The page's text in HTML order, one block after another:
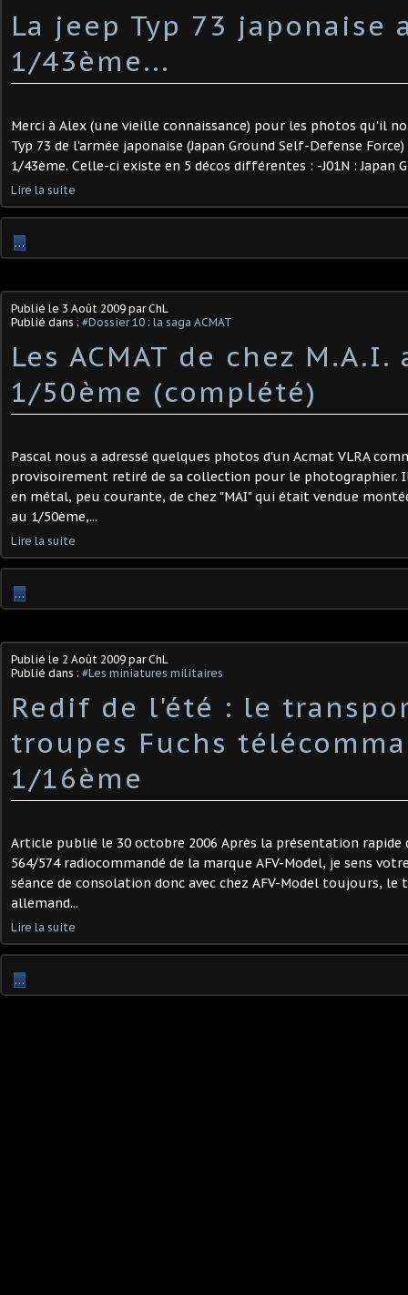
La jeep Typ 73 japonaise
1/43ème...
Merci à Alex (une vieille connaissance) pour les photos qu'il
Typ 73 de l'armée japonaise (Japan Ground Self-Defense
1/43ème. Celle-ci existe en 5 décos différentes : -J01N : Japan
Lire la suite
…
Publié le 3 Août 2009 par ChL
Publié dans : #Dossier 10 : la saga ACMAT
Les ACMAT de chez M.A.I.
1/50ème (complété)
Pascal nous a adressé quelques photos d'un Acmat VLRA
provisoirement retiré de sa collection pour le photographier.
en métal, peu courante, de chez "MAI" qui était vendue
au 1/50ème,...
Lire la suite
…
Publié le 2 Août 2009 par ChL
Publié dans : #Les miniatures militaires
Redif de l'été : le
troupes Fuchs
1/16ème
Article publié le 30 octobre 2006 Après la présentation rapide
564/574 radiocommandé de la marque AFV-Model, je sens
séance de consolation donc avec chez AFV-Model toujours,
allemand...
Lire la suite
…